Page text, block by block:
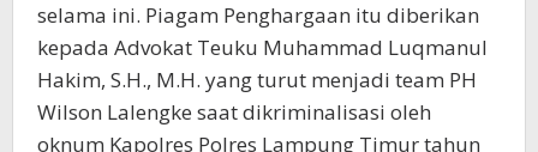
selama ini. Piagam Penghargaan itu diberikan
kepada Advokat Teuku Muhammad Luqmanul
Hakim, S.H., M.H. yang turut menjadi team PH
Wilson Lalengke saat dikriminalisasi oleh
oknum Kapolres Polres Lampung Timur tahun